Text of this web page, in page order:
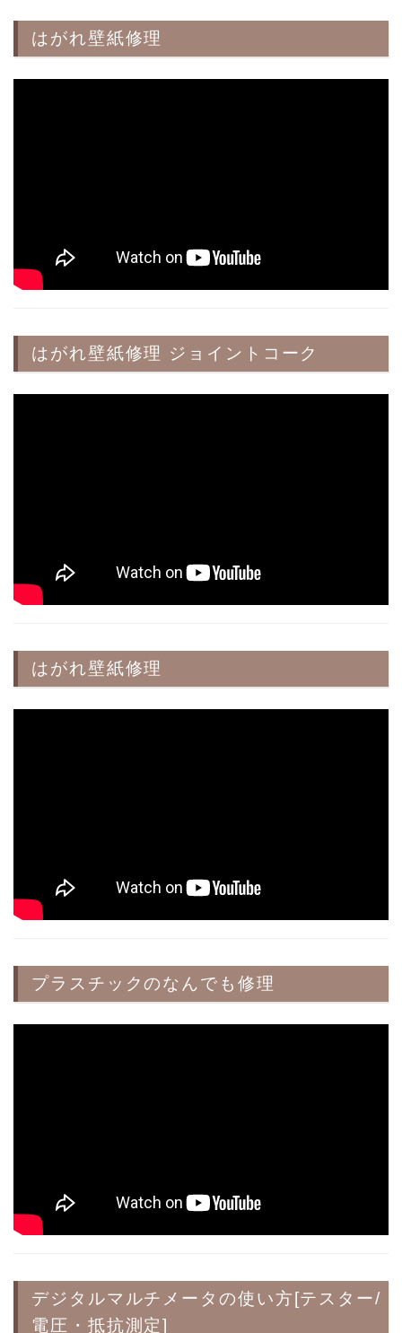
はがれ壁紙修理
はがれ壁紙修理 ジョイントコーク
はがれ壁紙修理
プラスチックのなんでも修理
デジタルマルチメータの使い方[テスター/
電圧・抵抗測定]